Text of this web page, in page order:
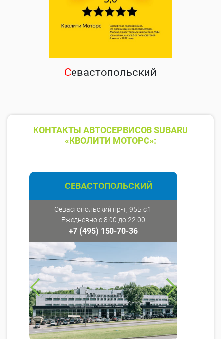
Севастопольский
КОНТАКТЫ АВТОСЕРВИСОВ SUBARU
«КВОЛИТИ МОТОРС»:
СЕВАСТОПОЛЬСКИЙ
Севастопольский пр-т, 95Б с.1
Ежедневно с 8:00 до 22:00
+7 (495) 150-70-36